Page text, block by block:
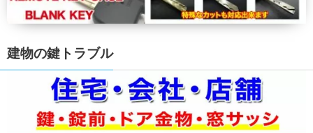
建物の鍵トラブル